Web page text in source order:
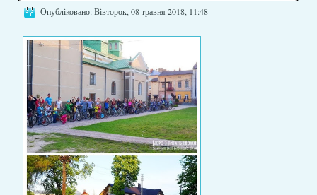
Опубліковано: Вівторок, 08 травня 2018, 11:48